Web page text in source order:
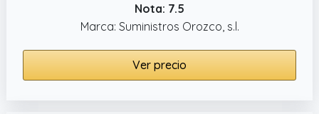
Nota: 7.5
Marca: Suministros Orozco, s.l.
Ver precio